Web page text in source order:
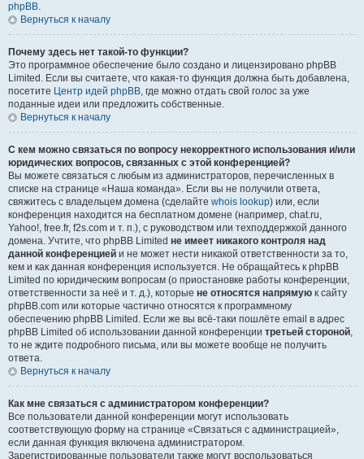
phpBB.
Вернуться к началу
Почему здесь нет такой-то функции?
Это программное обеспечение было создано и лицензировано phpBB
Limited. Если вы считаете, что какая-то функция должна быть добавлена,
посетите Центр идей phpBB, где можно отдать свой голос за уже
поданные идеи или предложить собственные.
Вернуться к началу
С кем можно связаться по вопросу некорректного использования и/или
юридических вопросов, связанных с этой конференцией?
Вы можете связаться с любым из администраторов, перечисленных в
списке на странице «Наша команда». Если вы не получили ответа,
свяжитесь с владельцем домена (сделайте whois lookup) или, если
конференция находится на бесплатном домене (например, chat.ru,
Yahoo!, free.fr, f2s.com и т. п.), с руководством или техподдержкой данного
домена. Учтите, что phpBB Limited не имеет никакого контроля над
данной конференцией и не может нести никакой ответственности за то,
кем и как данная конференция используется. Не обращайтесь к phpBB
Limited по юридическим вопросам (о приостановке работы конференции,
ответственности за неё и т. д.), которые не относятся напрямую к сайту
phpBB.com или которые частично относятся к программному
обеспечению phpBB Limited. Если же вы всё-таки пошлёте email в адрес
phpBB Limited об использовании данной конференции третьей стороной,
то не ждите подробного письма, или вы можете вообще не получить
ответа.
Вернуться к началу
Как мне связаться с администратором конференции?
Все пользователи данной конференции могут использовать
соответствующую форму на странице «Связаться с администрацией»,
если данная функция включена администратором.
Зарегистрированные пользователи также могут воспользоваться